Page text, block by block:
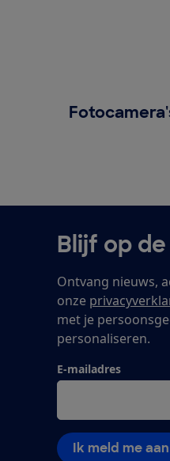
Blijf op
Ontvang nieuws,
onze
met je
personaliseren.
E-mailadres
Ik meld me aan